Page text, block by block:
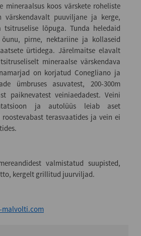
mineraalsus koos värskete roheliste
värskendavalt puuviljane ja kerge,
tsitruselise lõpuga. Tunda heledaid
pirne, nektariine ja kollaseid
ürtidega. Järelmaitse elavalt
mineraalse värskendava
on korjatud Conegliano ja
ümbruses asuvatest, 200-300m
paiknevatest veiniaedadest. Veini
ja autolüüs leiab aset
roostevabast terasvaatides ja vein ei
valmistatud suupisted,
kergelt grillitud juurviljad.
malvolti.com